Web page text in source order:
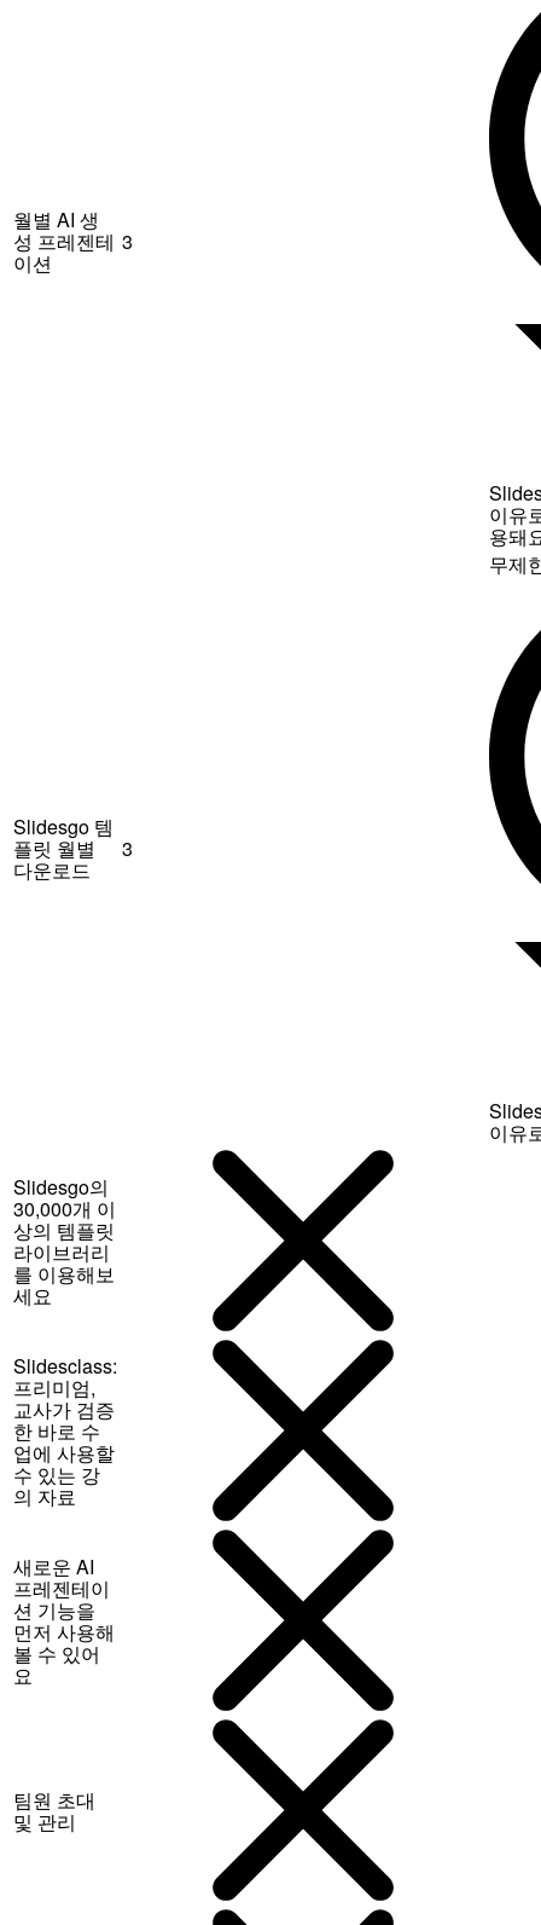
월별 AI 생
성 프레젠테
이션
3
이유
용돼
Slidesgo 템
플릿 월별
다운로드
3
무제
이유
Slidesgo의
30,000개 이
상의 템플릿
라이브러리
를 이용해보
세요
Slidesclass:
프리미엄,
교사가 검증
한 바로 수
업에 사용할
수 있는 강
의 자료
새로운 AI
프레젠테이
션 기능을
먼저 사용해
볼 수 있어
요
팀원 초대
및 관리